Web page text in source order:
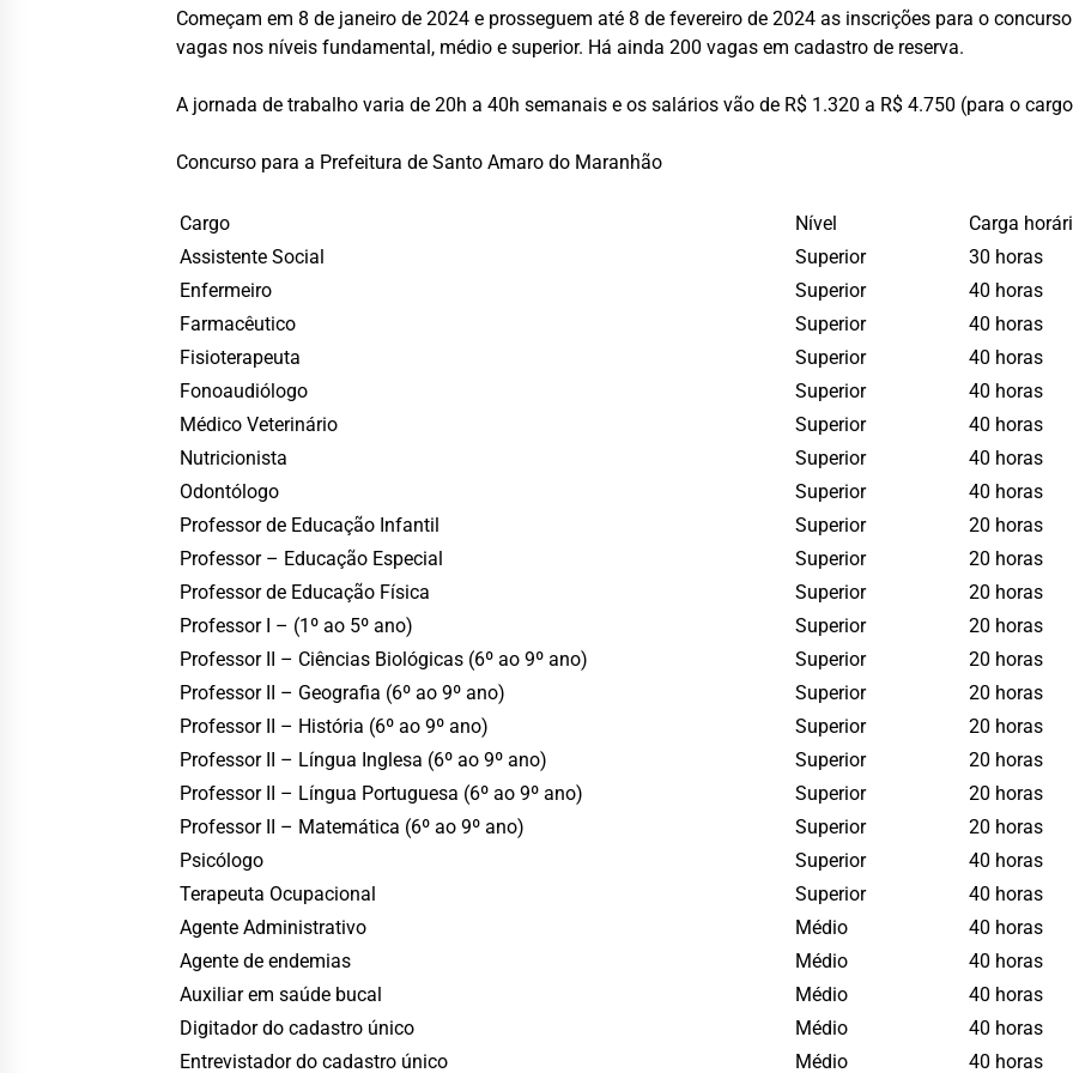
Começam em 8 de janeiro de 2024 e prosseguem até 8 de fevereiro de 2024 as inscrições para o
vagas nos níveis fundamental, médio e superior. Há ainda 200 vagas em cadastro de reserva.
A jornada de trabalho varia de 20h a 40h semanais e os salários vão de R$ 1.320 a R$ 4.750 (para o
Concurso para a Prefeitura de Santo Amaro do Maranhão
Cargo Nível
Carga
Assistente Social
Superior
30 horas
Enfermeiro
Superior
40 horas
Farmacêutico
Superior
40 horas
Fisioterapeuta
Superior
40 horas
Fonoaudiólogo
Superior
40 horas
Médico Veterinário
Superior
40 horas
Nutricionista
Superior
40 horas
Odontólogo
Superior
40 horas
Professor de Educação Infantil
Superior
20 horas
Professor – Educação Especial
Superior
20 horas
Professor de Educação Física
Superior
20 horas
Professor I – (1º ao 5º ano)
Superior
20 horas
Professor II – Ciências Biológicas (6º ao 9º ano)
Superior
20 horas
Professor II – Geografia (6º ao 9º ano)
Superior
20 horas
Professor II – História (6º ao 9º ano)
Superior
20 horas
Professor II – Língua Inglesa (6º ao 9º ano)
Superior
20 horas
Professor II – Língua Portuguesa (6º ao 9º ano)
Superior
20 horas
Professor II – Matemática (6º ao 9º ano)
Superior
20 horas
Psicólogo
Superior
40 horas
Terapeuta Ocupacional
Superior
40 horas
Agente Administrativo
Médio
40 horas
Agente de endemias
Médio
40 horas
Auxiliar em saúde bucal
Médio
40 horas
Digitador do cadastro único
Médio
40 horas
Entrevistador do cadastro único
Médio 40 horas